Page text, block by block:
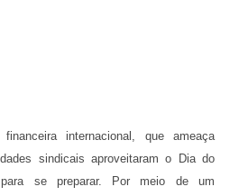
internacional, que ameaça
sindicais aproveitaram o Dia do
se preparar. Por meio de um